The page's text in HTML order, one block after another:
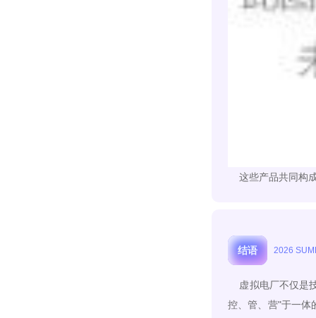
这些产品共同构
结语 2026
虚拟电厂不仅是
控、管、营"于一体